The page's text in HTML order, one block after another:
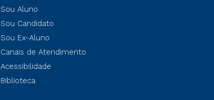
Sou Aluno
Sou Candidato
Sou Ex-Aluno
Canais de Atendimento
Acessibilidade
Biblioteca